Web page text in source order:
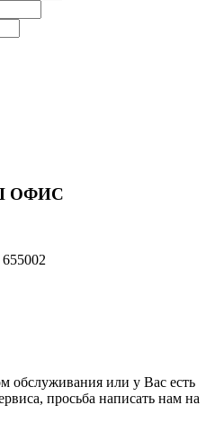
ОФИС
обслуживания или у Вас есть
просьба написать нам на